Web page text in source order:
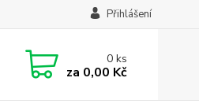
Přihlášení
0ks
za 0,00 Kč